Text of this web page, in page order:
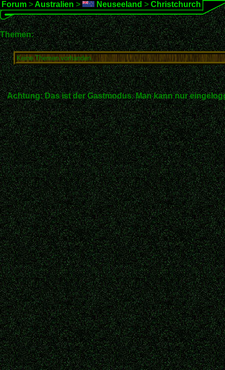
Forum > Australien > Neuseeland > Christchurch
Themen:
Keine Themen vorhanden.
Achtung: Das ist der Gastmodus. Man kann nur